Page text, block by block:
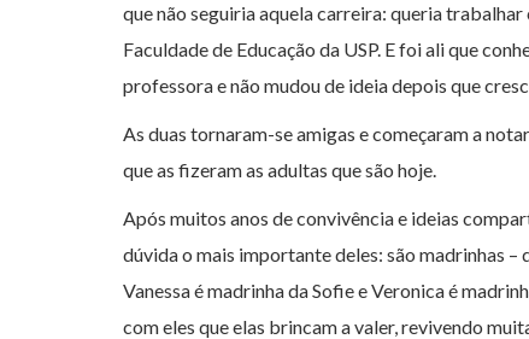
que não seguiria aquela carreira: queria
Faculdade de Educação da USP. E foi ali que
professora e não mudou de ideia depois que
As duas tornaram-se amigas e começaram a
que as fizeram as adultas que são hoje.
Após muitos anos de convivência e ideias
dúvida o mais importante deles: são madrinhas
Vanessa é madrinha da Sofie e Veronica é
com eles que elas brincam a valer, revivendo